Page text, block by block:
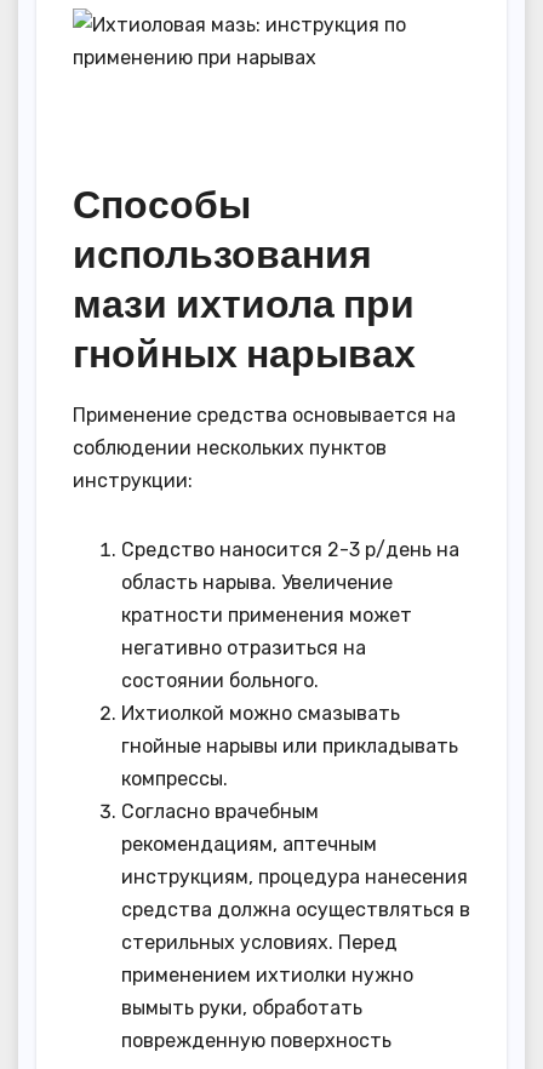
Способы
использования
мази ихтиола при
гнойных нарывах
Применение средства основывается на
соблюдении нескольких пунктов
инструкции:
Средство наносится 2-3 р/день на
область нарыва. Увеличение
кратности применения может
негативно отразиться на
состоянии больного.
Ихтиолкой можно смазывать
гнойные нарывы или прикладывать
компрессы.
Согласно врачебным
рекомендациям, аптечным
инструкциям, процедура нанесения
средства должна осуществляться в
стерильных условиях. Перед
применением ихтиолки нужно
вымыть руки, обработать
поврежденную поверхность